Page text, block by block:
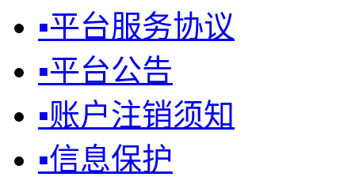
▪平台服务协议
▪平台公告
▪账户注销须知
▪信息保护